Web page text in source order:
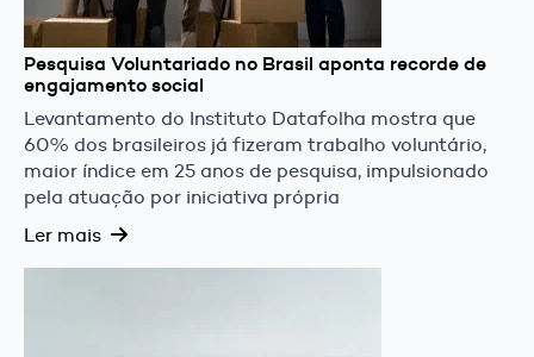
Pesquisa Voluntariado no Brasil aponta recorde de
engajamento social
Levantamento do Instituto Datafolha mostra que
60% dos brasileiros já fizeram trabalho voluntário,
maior índice em 25 anos de pesquisa, impulsionado
pela atuação por iniciativa própria
Ler mais